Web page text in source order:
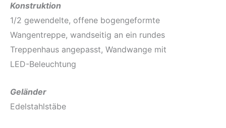
Konstruktion
1/2 gewendelte, offene bogengeformte
Wangentreppe, wandseitig an ein rundes
Treppenhaus angepasst, Wandwange mit
LED-Beleuchtung
Geländer
Edelstahlstäbe